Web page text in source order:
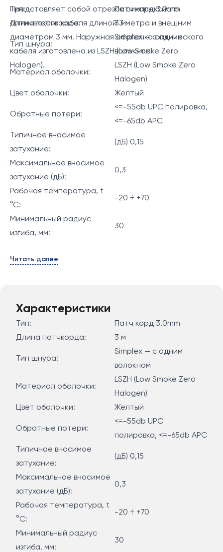
Представляет собой отрезок симплексного
оптического кабеля длиной 3 метра и внешним
диаметром 3 мм. Наружная оболочка оптического
кабеля изготовлена из LSZH (Low Smoke Zero
Halogen).
Тип:
Патч корд 3.0mm
Длина патчкорда:
3 м
Тип шнура:
Simplex — с одним
волокном
Материал оболочки:
LSZH (Low Smoke Zero
Halogen)
Цвет оболочки:
Желтый
Обратные потери:
<=-55db UPC полировка,
<=-65db APC
Типичное вносимое
затухание:
(дБ) 0,15
Максимальное вносимое
затухание (дБ):
0,3
Рабочая температура, t
°С:
-20 ÷ +70
Минимальный радиус
изгиба, мм:
30
Читать далее
Характеристики
Тип:
Патч корд 3.0mm
Длина патчкорда:
3 м
Тип шнура:
Simplex — с одним
волокном
Материал оболочки:
LSZH (Low Smoke Zero
Halogen)
Цвет оболочки:
Желтый
Обратные потери:
<=-55db UPC
полировка, <=-65db APC
Типичное вносимое
затухание:
(дБ) 0,15
Максимальное вносимое
затухание (дБ):
0,3
Рабочая температура, t
°С:
-20 ÷ +70
Минимальный радиус
изгиба, мм:
30